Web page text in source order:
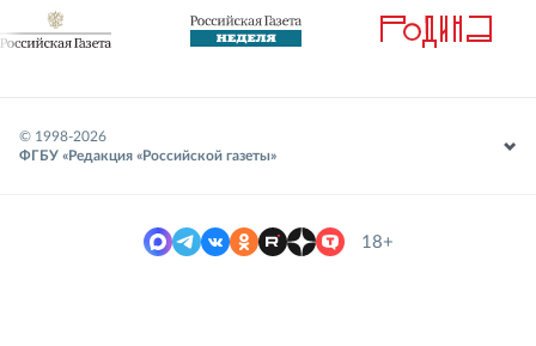
© 1998-2026
ФГБУ «Редакция «Российской газеты»
18+